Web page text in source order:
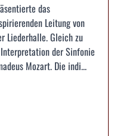
das
Leitung von
Liederhalle. Gleich zu
der Sinfonie
Mozart. Die indi...